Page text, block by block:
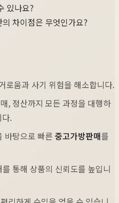
있나요?
차이점은 무엇인가요?
로움과 사기 위험을 해소합니다.
, 정산까지 모든 과정을 대행하
.
바탕으로 빠른 중고가방판매를
통해 상품의 신뢰도를 높입니